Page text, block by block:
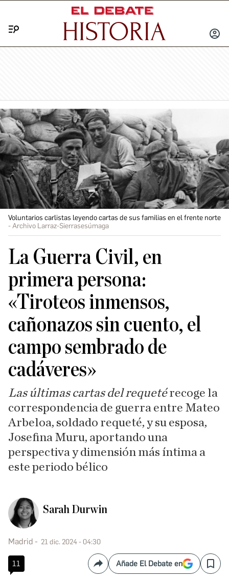
INICIAR
Voluntarios carlistas leyendo cartas de sus familias en el frente norte
Archivo Larraz-Sierrasesúmaga
La Guerra Civil, en
primera persona:
«Tiroteos inmensos,
cañonazos sin cuento, el
campo sembrado de
cadáveres»
Las últimas cartas del requetérecoge la
correspondencia de guerra entre Mateo
Arbeloa, soldado requeté, y su esposa,
Josefina Muru, aportando una
perspectiva y dimensión más íntima a
este periodo bélico
Sarah Durwin
Madrid 21 dic. 2024 - 04:30
11 CompartirAñade El Debate en Save